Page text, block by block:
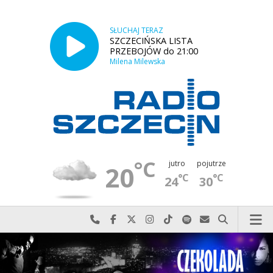
SŁUCHAJ TERAZ
SZCZECIŃSKA LISTA
PRZEBOJÓW do 21:00
Milena Milewska
20°C jutro
24°C
pojutrze
30°C
Najlepiej po prostu do nas zadzwoń
Odwiedź nas na Facebook-u
Odwiedź nas na X
Odwiedź nas na Instagram-ie
Odwiedź nas na TikTok-u
Szukaj nas na Spotify
Wyślij do nas
Szukaj